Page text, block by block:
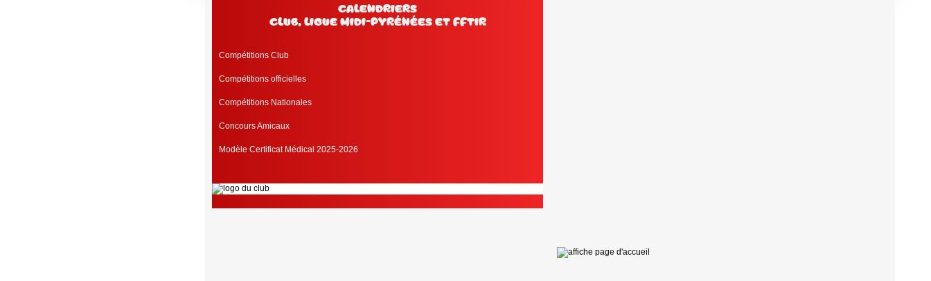
Calendriers
club, Ligue Midi-Pyrénées et FFtir
Compétitions Club
Compétitions officielles
Compétitions Nationales
Concours Amicaux
Modèle Certificat Médical 2025-2026